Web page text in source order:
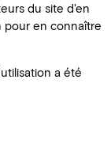
du site d'en
pour en connaître
a été